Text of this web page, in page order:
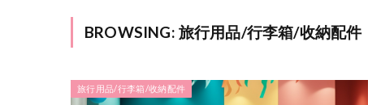
BROWSING: 旅行用品/行李箱/收納配件
旅行用品/行李箱/收納配件